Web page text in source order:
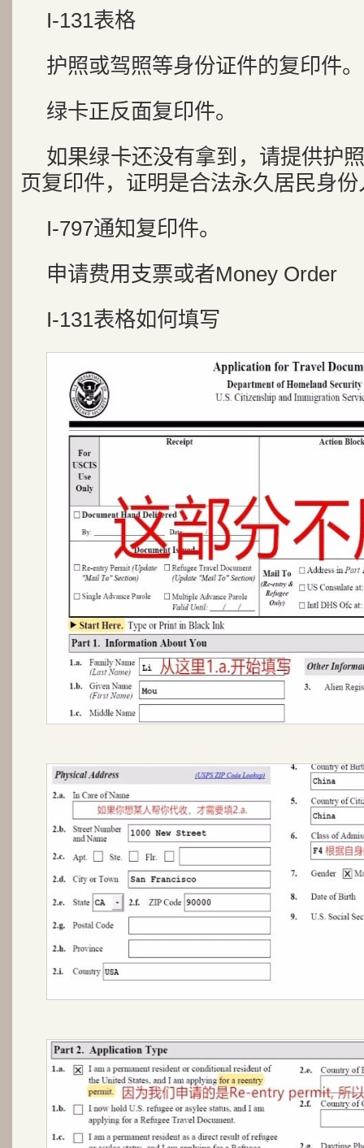
I-131表格
护照或驾照等身份证件的复印件。
绿卡正反面复印件。
如果绿卡还没有拿到，请提供护
页复印件，证明是合法永久居民身
I-797通知复印件。
申请费用支票或者Money Order
I-131表格如何填写